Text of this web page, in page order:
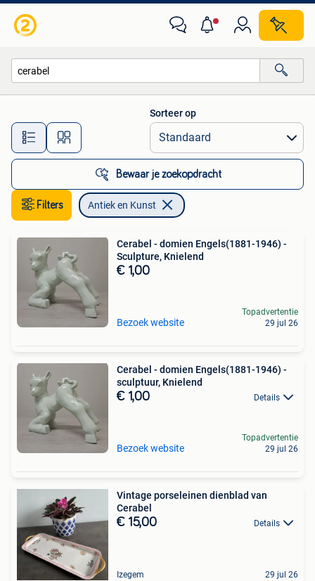
Alle afstanden…
Sorteer op
Bewaar je zoekopdracht
Filters Antiek en Kunst
Cerabel - domien Engels(1881-1946) -
Sculpture, Knielend
€ 1,00
Bezoek website
Topadvertentie
29 jul 26
Cerabel - domien Engels(1881-1946) -
sculptuur, Knielend
€ 1,00 Details
Bezoek website
Topadvertentie
29 jul 26
Vintage porseleinen dienblad van
Cerabel
€ 15,00 Details
Izegem 29 jul 26